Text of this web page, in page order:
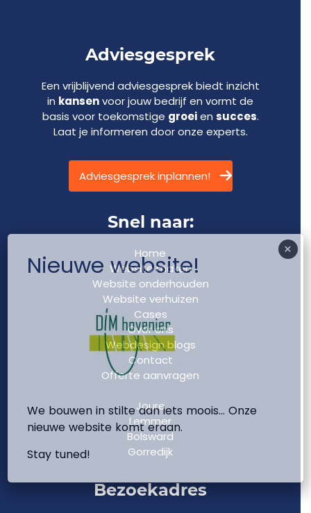
Adviesgesprek
Een vrijblijvend adviesgesprek biedt inzicht
in kansenvoor jouw bedrijf en vormt de
basis voor toekomstige groeien succes.
Laat je informeren door onze experts.
Adviesgesprek inplannen!
Snel naar:
Home
Website maken
Website onderhouden
Website verhuizen
Cases
Over ons
Webdesign blogs
Contact
Offerte aanvragen
Joure
Lemmer
Bolsward
Gorredijk
Bezoekadres
Nieuwe website!
We bouwen in stilte aan iets moois… Onze
nieuwe website komt eraan.
Stay tuned!
×